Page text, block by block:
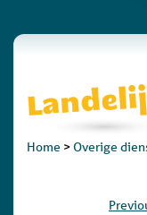
Home > Overige